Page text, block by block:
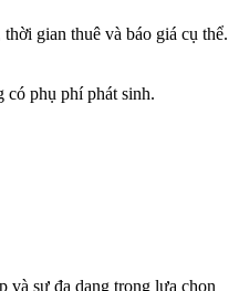
gian thuê và báo giá cụ thể.
có phụ phí phát sinh.
và sự đa dạng trong lựa chọn